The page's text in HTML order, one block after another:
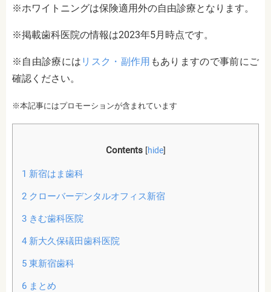
※ホワイトニングは保険適用外の自由診療となります。
※掲載歯科医院の情報は2023年5月時点です。
※自由診療には リスク・副作用 もありますので事前にご
確認ください。
※本記事にはプロモーションが含まれています
Contents [hide]
1 新宿はま歯科
2クローバーデンタルオフィス新宿
3きむ歯科医院
4新大久保礒田歯科医院
5東新宿歯科
6まとめ